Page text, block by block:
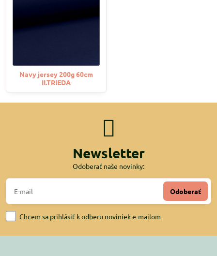
Navy jersey 200g 60cm
II.TRIEDA
Newsletter
Odoberať naše novinky:
Odoberať
Chcem sa prihlásiť k odberu noviniek e-mailom